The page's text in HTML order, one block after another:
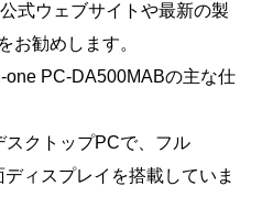
式ウェブサイトや最新の製
お勧めします。
PC-DA500MABの主な仕
スクトップPCで、フル
ィスプレイを搭載していま